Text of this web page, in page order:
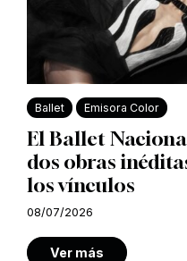
Ballet Emisora Color
El Ballet
dos obras
los vínculos
08/07/2026
Ver más